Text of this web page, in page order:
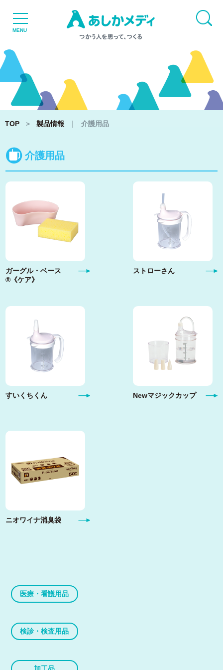
MENU TOP
リクルート
プライバシーポリシー
TOP ＞ 製品情報 介護用品
介護用品
ガーグル・ベース
®《ケア》
ストローさん
すいくちくん Newマジックカップ
ニオワイナ消臭袋
医療・看護用品
検診・検査用品